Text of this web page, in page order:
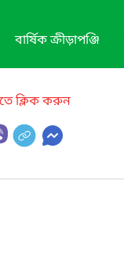
বার্ষিক ক্রীড়াপঞ্জি
ক্লিক করুন